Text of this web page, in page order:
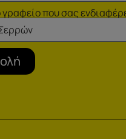
γραφείο που σας